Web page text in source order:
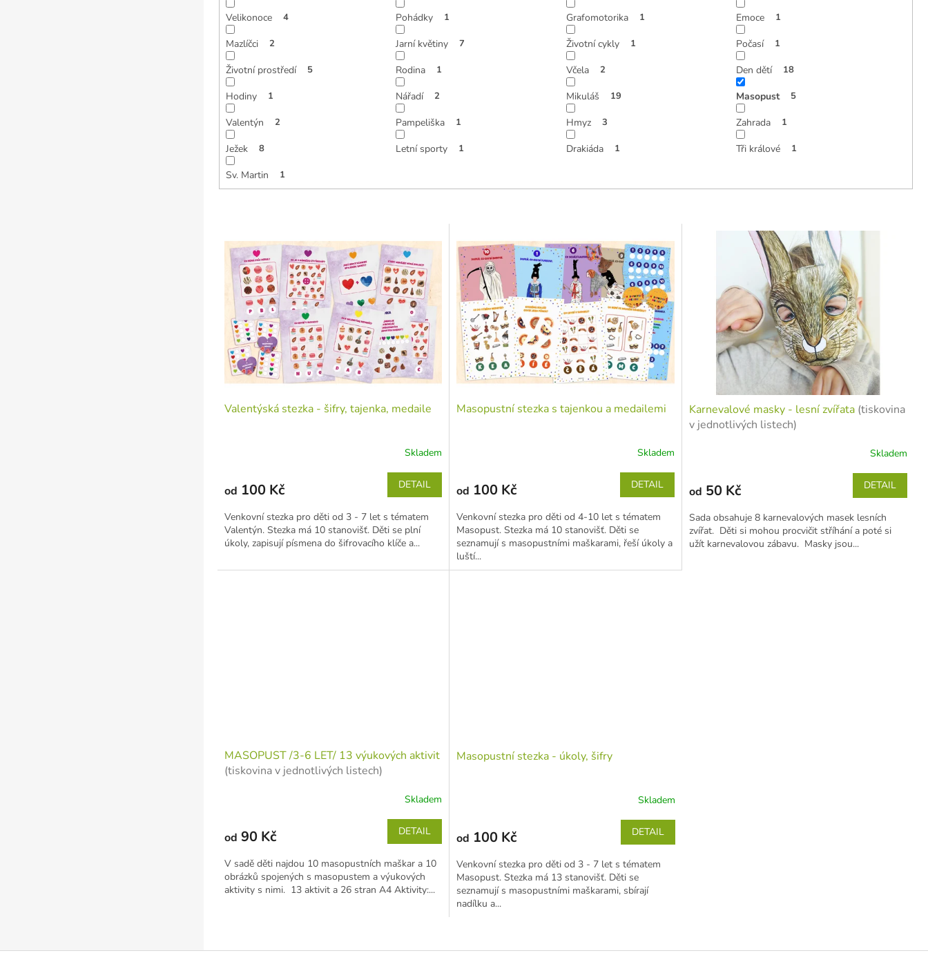
Velikonoce 4 Pohádky 1 Grafomotorika 1 Emoce 1
Mazlíčci 2 Jarní květiny 7 Životní cykly 1 Počasí 1
Životní prostředí 5 Rodina 1 Včela 2 Den dětí 18
Hodiny 1 Nářadí 2 Mikuláš 19 Masopust 5
Valentýn 2 Pampeliška 1 Hmyz 3 Zahrada 1
Ježek 8 Letní sporty 1 Drakiáda 1 Tři králové 1
Sv. Martin 1
Valentýská stezka - šifry, tajenka, medaile
Skladem
od 100 Kč DETAIL
Venkovní stezka pro děti od 3 - 7 let s tématem
Valentýn. Stezka má 10 stanovišť. Děti se plní
úkoly, zapisují písmena do šifrovacího klíče a...
Masopustní stezka s tajenkou a medailemi
Skladem
od 100 Kč DETAIL
Venkovní stezka pro děti od 4-10 let s tématem
Masopust. Stezka má 10 stanovišť. Děti se
seznamují s masopustními maškarami, řeší úkoly a
luští...
Karnevalové masky - lesní zvířata (tiskovina
v jednotlivých listech)
Skladem
od 50 Kč DETAIL
Sada obsahuje 8 karnevalových masek lesních
zvířat. Děti si mohou procvičit stříhání a poté si
užít karnevalovou zábavu. Masky jsou...
MASOPUST /3-6 LET/ 13 výukových aktivit
(tiskovina v jednotlivých listech)
Skladem
od 90 Kč DETAIL
V sadě děti najdou 10 masopustních maškar a 10
obrázků spojených s masopustem a výukových
aktivity s nimi. 13 aktivit a 26 stran A4 Aktivity:...
Masopustní stezka - úkoly, šifry
Skladem
od 100 Kč DETAIL
Venkovní stezka pro děti od 3 - 7 let s tématem
Masopust. Stezka má 13 stanovišť. Děti se
seznamují s masopustními maškarami, sbírají
nadílku a...
v
Z